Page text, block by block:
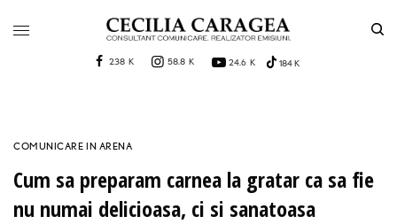
238 K 58.8 K 24.6 K 184 K
COMUNICARE IN ARENA
Cum sa preparam carnea la gratar ca sa fie
nu numai delicioasa, ci si sanatoasa